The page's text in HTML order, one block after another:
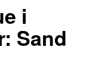
i
Sand